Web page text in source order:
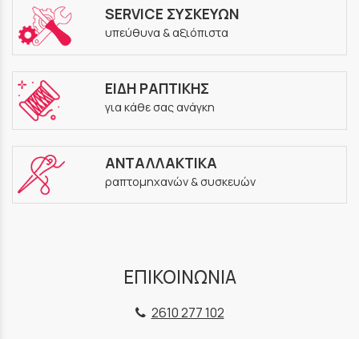
SERVICE ΣΥΣΚΕΥΩΝ
υπεύθυνα & αξιόπιστα
ΕΙΔΗ ΡΑΠΤΙΚΗΣ
για κάθε σας ανάγκη
ΑΝΤΑΛΛΑΚΤΙΚΑ
ραπτομηχανών & συσκευών
ΕΠΙΚΟΙΝΩΝΙΑ
2610 277 102